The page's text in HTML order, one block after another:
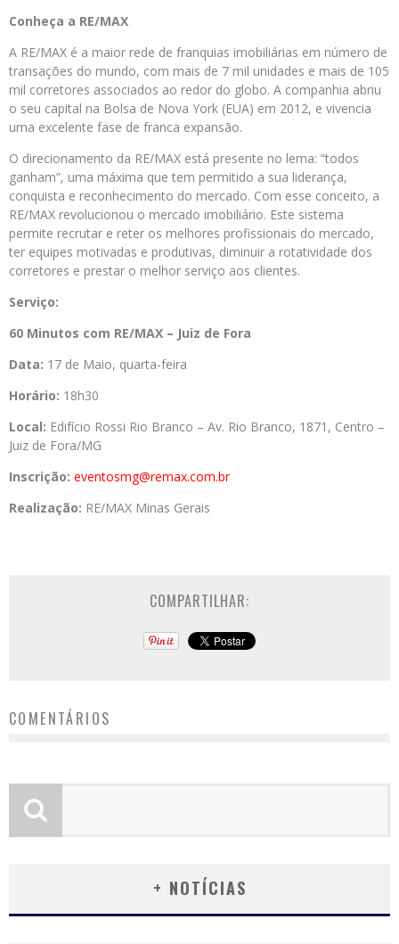
Conheça a RE/MAX
A RE/MAX é a maior rede de franquias imobiliárias em número de
transações do mundo, com mais de 7 mil unidades e mais de 105
mil corretores associados ao redor do globo. A companhia abriu
o seu capital na Bolsa de Nova York (EUA) em 2012, e vivencia
uma excelente fase de franca expansão.
O direcionamento da RE/MAX está presente no lema: “todos
ganham”, uma máxima que tem permitido a sua liderança,
conquista e reconhecimento do mercado. Com esse conceito, a
RE/MAX revolucionou o mercado imobiliário. Este sistema
permite recrutar e reter os melhores profissionais do mercado,
ter equipes motivadas e produtivas, diminuir a rotatividade dos
corretores e prestar o melhor serviço aos clientes.
Serviço:
60 Minutos com RE/MAX – Juiz de Fora
Data: 17 de Maio, quarta-feira
Horário: 18h30
Local: Edifício Rossi Rio Branco – Av. Rio Branco, 1871, Centro –
Juiz de Fora/MG
Inscrição: eventosmg@remax.com.br
Realização: RE/MAX Minas Gerais
COMPARTILHAR:
COMENTÁRIOS
+ NOTÍCIAS